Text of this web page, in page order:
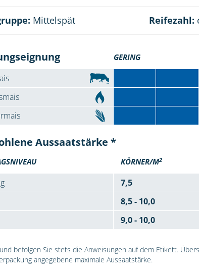
Mittelspät Reifezahl:
GERING
Aussaatstärke *
KÖRNER/M2
7,5
8,5 - 10,0
9,0 - 10,0
befolgen Sie stets die Anweisungen auf dem Etikett.
angegebene maximale Aussaatstärke.